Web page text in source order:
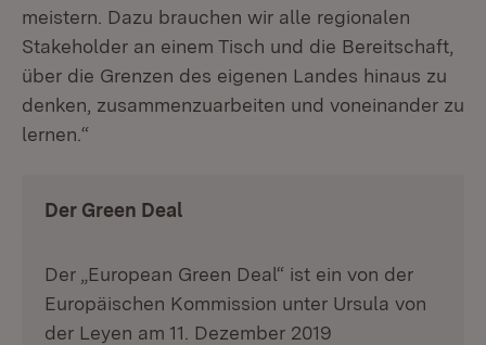
meistern. Dazu brauchen wir alle regionalen
Stakeholder an einem Tisch und die Bereitschaft,
über die Grenzen des eigenen Landes hinaus zu
denken, zusammenzuarbeiten und voneinander zu
lernen.“
Der Green Deal
Der „European Green Deal“ ist ein von der
Europäischen Kommission unter Ursula von
der Leyen am 11. Dezember 2019